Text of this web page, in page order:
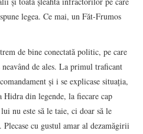
legea. Ce mai, un Făt-Frumos
de bine conectată politic, pe care
de ales. La primul traficant
și i se explicase situația,
Hidra din legende, la fiecare cap
nu este să le taie, ci doar să le
Plecase cu gustul amar al dezamăgirii